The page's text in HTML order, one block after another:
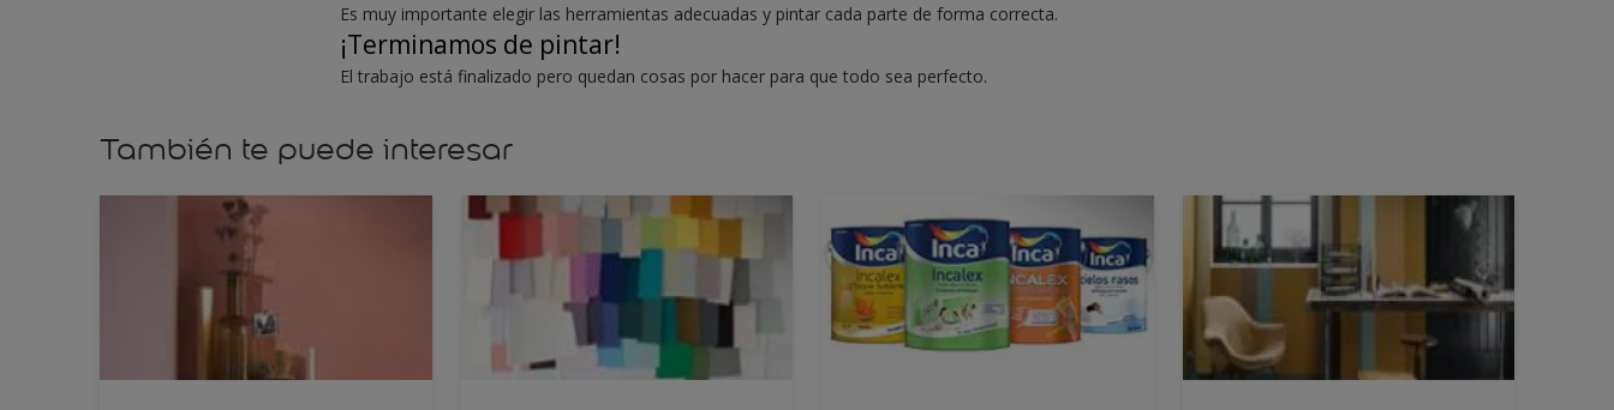
Es muy importante elegir las herramientas adecuadas y pintar cada parte de forma correcta.
¡Terminamos de pintar!
El trabajo está finalizado pero quedan cosas por hacer para que todo sea perfecto.
También te puede interesar